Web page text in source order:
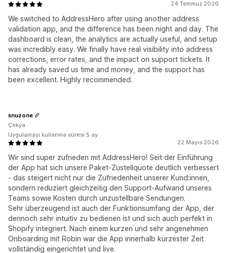
24 Temmuz 2026
We switched to AddressHero after using another address
validation app, and the difference has been night and day. The
dashboard is clean, the analytics are actually useful, and setup
was incredibly easy. We finally have real visibility into address
corrections, error rates, and the impact on support tickets. It
has already saved us time and money, and the support has
been excellent. Highly recommended.
22 Mayıs 2026
Wir sind super zufrieden mit AddressHero! Seit der Einführung
der App hat sich unsere Paket-Zustellquote deutlich verbessert
- das steigert nicht nur die Zufriedenheit unserer Kund:innen,
sondern reduziert gleichzeitig den Support-Aufwand unseres
Teams sowie Kosten durch unzustellbare Sendungen.
Sehr überzeugend ist auch der Funktionsumfang der App, der
dennoch sehr intuitiv zu bedienen ist und sich auch perfekt in
Shopify integriert. Nach einem kurzen und sehr angenehmen
Onboarding mit Robin war die App innerhalb kürzester Zeit
vollständig eingerichtet und live.
snuzone
Çekya
Uygulamayı kullanma süresi:5 ay